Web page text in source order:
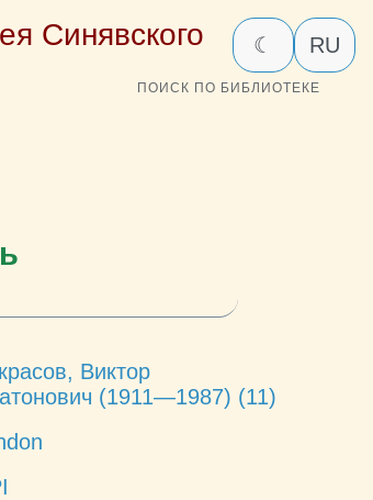
Синявского ☾ RU
ПОИСК ПО БИБЛИОТЕКЕ
Виктор
(1911—1987) (11)